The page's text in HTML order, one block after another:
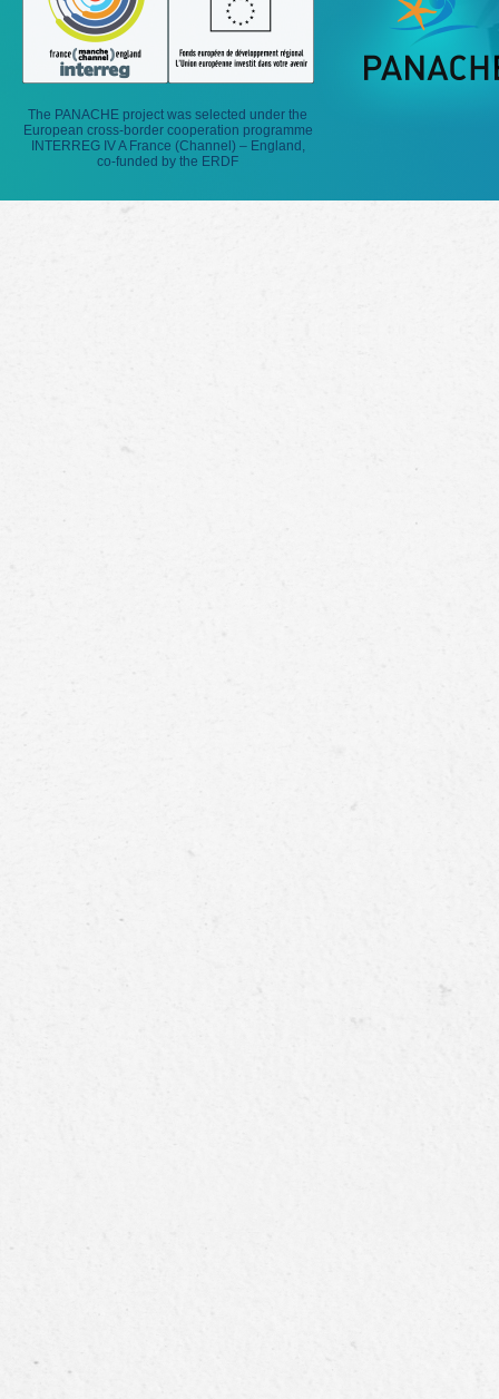
The PANACHE project was selected under the
European cross-border cooperation programme
INTERREG IV A France (Channel) – England,
co-funded by the ERDF